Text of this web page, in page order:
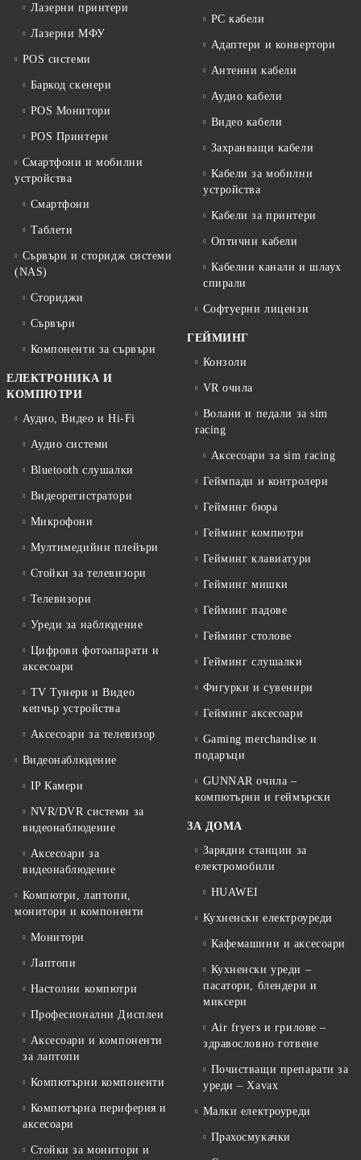
Лазерни принтери
Лазерни МФУ
POS системи
Баркод скенери
POS Монитори
POS Принтери
Смартфони и мобилни
устройства
Смартфони
Таблети
Сървъри и сторидж системи
(NAS)
Сториджи
Сървъри
Компоненти за сървъри
ЕЛЕКТРОНИКА И
КОМПЮТРИ
Аудио, Видео и Hi-Fi
Аудио системи
Bluetooth слушалки
Видеорегистратори
Микрофони
Мултимедийни плейъри
Стойки за телевизори
Телевизори
Уреди за наблюдение
Цифрови фотоапарати и
аксесоари
TV Тунери и Видео
кепчър устройства
Аксесоари за телевизор
Видеонаблюдение
IP Камери
NVR/DVR системи за
видеонаблюдение
Аксесоари за
видеонаблюдение
Компютри, лаптопи,
монитори и компоненти
Монитори
Лаптопи
Настолни компютри
Професионални Дисплеи
Аксесоари и компоненти
за лаптопи
Компютърни компоненти
Компютърна периферия и
аксесоари
Стойки за монитори и
PC кабели
Адаптери и конвертори
Антенни кабели
Аудио кабели
Видео кабели
Захранващи кабели
Кабели за мобилни
устройства
Кабели за принтери
Оптични кабели
Кабелни канали и шлаух
спирали
Софтуерни лицензи
ГЕЙМИНГ
Конзоли
VR очила
Волани и педали за sim
racing
Аксесоари за sim racing
Геймпади и контролери
Гейминг бюра
Гейминг компютри
Гейминг клавиатури
Гейминг мишки
Гейминг падове
Гейминг столове
Гейминг слушалки
Фигурки и сувенири
Гейминг аксесоари
Gaming merchandise и
подаръци
GUNNAR очила –
компютърни и геймърски
ЗА ДОМА
Зарядни станции за
електромобили
HUAWEI
Кухненски електроуреди
Кафемашини и аксесоари
Кухненски уреди –
пасатори, блендери и
миксери
Air fryers и грилове –
здравословно готвене
Почистващи препарати за
уреди – Xavax
Малки електроуреди
Прахосмукачки